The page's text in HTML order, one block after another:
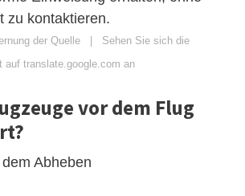
zu kontaktieren.
der Quelle | Sehen Sie sich die
auf translate.google.com an
vor dem Flug
Abheben